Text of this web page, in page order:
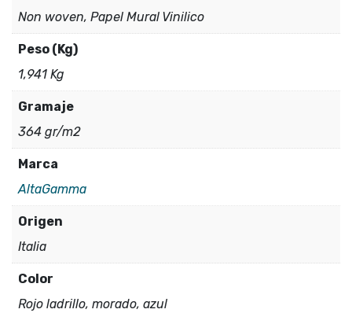
Non woven, Papel Mural Vinilico
Peso (Kg)
1,941 Kg
Gramaje
364 gr/m2
Marca
AltaGamma
Origen
Italia
Color
Rojo ladrillo, morado, azul